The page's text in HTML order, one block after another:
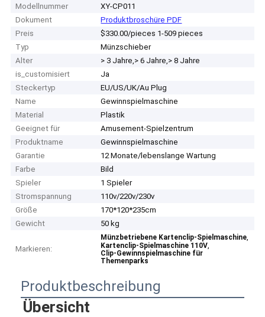
Modellnummer
XY-CP011
Dokument
Produktbroschüre PDF
Preis
$330.00/pieces 1-509 pieces
Typ
Münzschieber
Alter
> 3 Jahre,> 6 Jahre,> 8 Jahre
is_customisiert
Ja
Steckertyp
EU/US/UK/Au Plug
Name
Gewinnspielmaschine
Material
Plastik
Geeignet für
Amusement-Spielzentrum
Produktname
Gewinnspielmaschine
Garantie
12 Monate/lebenslange Wartung
Farbe
Bild
Spieler
1 Spieler
Stromspannung
110v/220v/230v
Größe
170*120*235cm
Gewicht
50 kg
Markieren:
Münzbetriebene Kartenclip-Spielmaschine,
Kartenclip-Spielmaschine 110V,
Clip-Gewinnspielmaschine für
Themenparks
Produktbeschreibung
Übersicht